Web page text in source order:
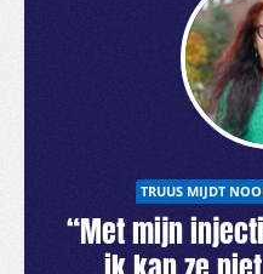
TRUUS MIJDT
“Met mijn